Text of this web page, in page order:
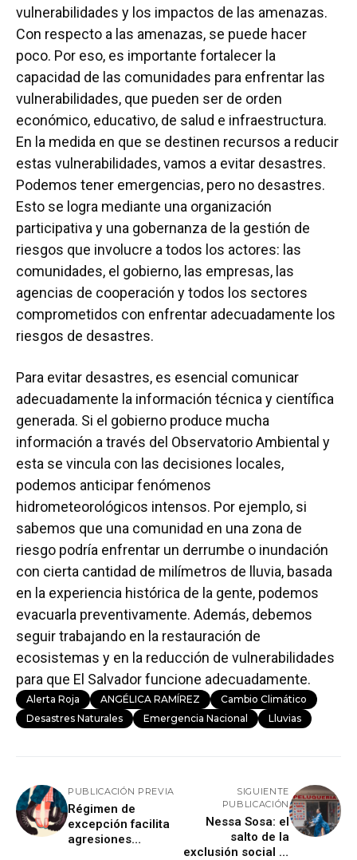
vulnerabilidades y los impactos de las amenazas.
Con respecto a las amenazas, se puede hacer
poco. Por eso, es importante fortalecer la
capacidad de las comunidades para enfrentar las
vulnerabilidades, que pueden ser de orden
económico, educativo, de salud e infraestructura.
En la medida en que se destinen recursos a reducir
estas vulnerabilidades, vamos a evitar desastres.
Podemos tener emergencias, pero no desastres.
Esto se logra mediante una organización
participativa y una gobernanza de la gestión de
riesgos que involucre a todos los actores: las
comunidades, el gobierno, las empresas, las
agencias de cooperación y todos los sectores
comprometidos con enfrentar adecuadamente los
riesgos de desastres.
Para evitar desastres, es esencial comunicar
adecuadamente la información técnica y científica
generada. Si el gobierno produce mucha
información a través del Observatorio Ambiental y
esta se vincula con las decisiones locales,
podemos anticipar fenómenos
hidrometeorológicos intensos. Por ejemplo, si
sabemos que una comunidad en una zona de
riesgo podría enfrentar un derrumbe o inundación
con cierta cantidad de milímetros de lluvia, basada
en la experiencia histórica de la gente, podemos
evacuarla preventivamente. Además, debemos
seguir trabajando en la restauración de
ecosistemas y en la reducción de vulnerabilidades
para que El Salvador funcione adecuadamente.
Alerta Roja ANGÉLICA RAMÍREZ
Cambio Climático
Desastres Naturales
Emergencia Nacional Lluvias
PUBLICACIÓN PREVIA
Régimen de
excepción facilita
agresiones
SIGUIENTE
PUBLICACIÓN
Nessa Sosa: el
salto de la
exclusión social al